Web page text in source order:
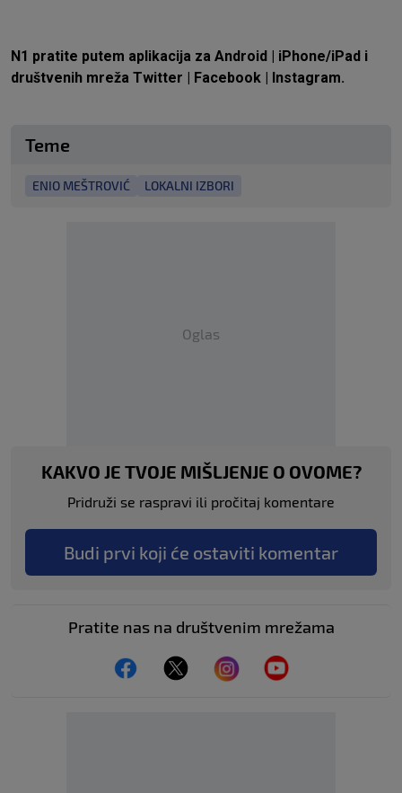
N1 pratite putem aplikacija za Android iPhone/iPad i
društvenih mreža Twitter Facebook Instagram.
Teme
ENIO MEŠTROVIĆ LOKALNI IZBORI
Oglas
KAKVO JE TVOJE MIŠLJENJE O OVOME?
Pridruži se raspravi ili pročitaj komentare
Budi prvi koji će ostaviti komentar
Pratite nas na društvenim mrežama